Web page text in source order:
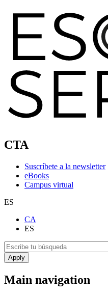
CTA
Suscríbete a la newsletter
eBooks
Campus virtual
ES
CA
ES
Main navigation